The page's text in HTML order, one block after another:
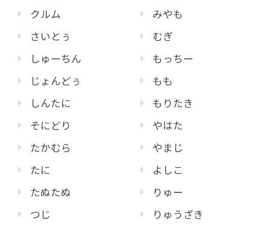
クルム
さいとぅ
しゅーちん
じょんどぅ
しんたに
そにどり
たかむら
たに
たぬたぬ
つじ
みやも
むぎ
もっちー
もも
もりたき
やはた
やまじ
よしこ
りゅー
りゅうざき